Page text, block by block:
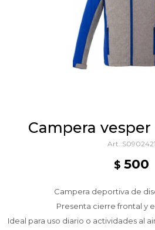
campera
S0902421
$ 500
Campera deportiva de
Presenta cierre frontal y
Ideal para uso diario o actividades al